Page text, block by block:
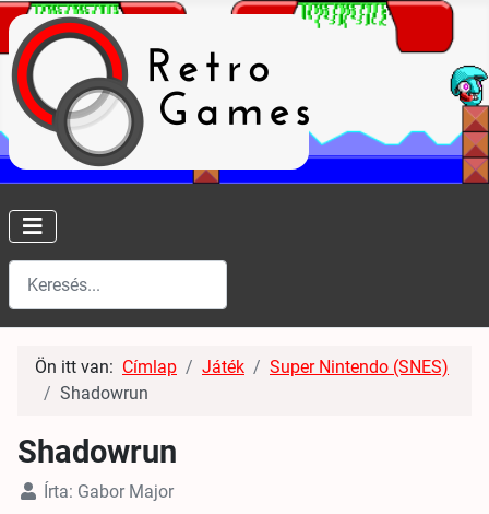
Keresés
Ön itt van: Címlap Játék
Super Nintendo (SNES)
Shadowrun
Shadowrun
Írta: Gabor Major